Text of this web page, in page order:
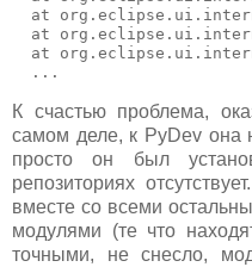
at
at
at
К счастью проблема,
самом деле, к PyDev она
просто он был
репозиториях
вместе со всеми
модулями (те что
точными, не снесло,